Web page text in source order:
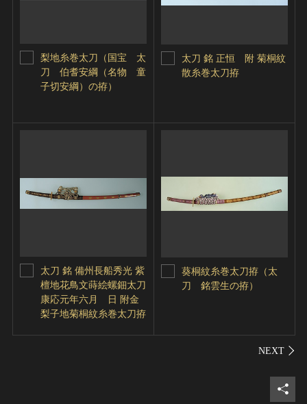
梨地糸巻太刀（国宝 太
刀 伯耆安綱（名物 童
子切安綱）の拵）
太刀 銘 正恒 附 菊桐紋
散糸巻太刀拵
太刀 銘 備州長船秀光 紫
檀地花鳥文蒔絵螺鈿太刀
康応元年六月 日 附金
梨子地菊桐紋糸巻太刀拵
葵桐紋糸巻太刀拵（太
刀 銘雲生の拵）
シェ